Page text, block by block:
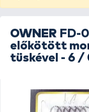
OWNER FD-
előkötött
tüskével - 6 /